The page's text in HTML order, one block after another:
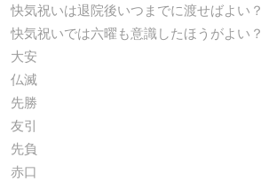
快気祝いは退院後いつまでに渡せばよい？
快気祝いでは六曜も意識したほうがよい？
大安
仏滅
先勝
友引
先負
赤口